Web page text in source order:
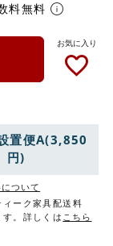
料無料
置便A(3,850
円)
ついて
ーク家具配送料
。詳しくは こちら